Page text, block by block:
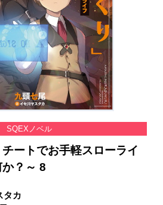
SQEXノベル
ートでお手軽スローライ
？～ 8
タカ